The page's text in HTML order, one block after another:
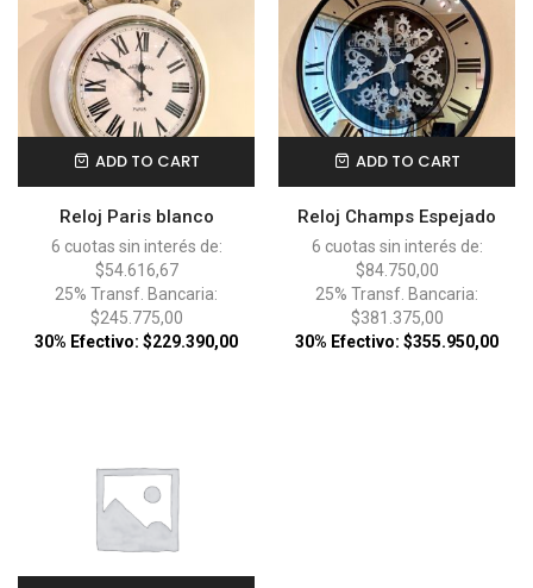
ADD TO CART
Reloj Paris blanco
6 cuotas sin interés de:
$54.616,67
25% Transf. Bancaria:
$245.775,00
30% Efectivo: $229.390,00
ADD TO CART
Reloj Champs Espejado
6 cuotas sin interés de:
$84.750,00
25% Transf. Bancaria:
$381.375,00
30% Efectivo: $355.950,00